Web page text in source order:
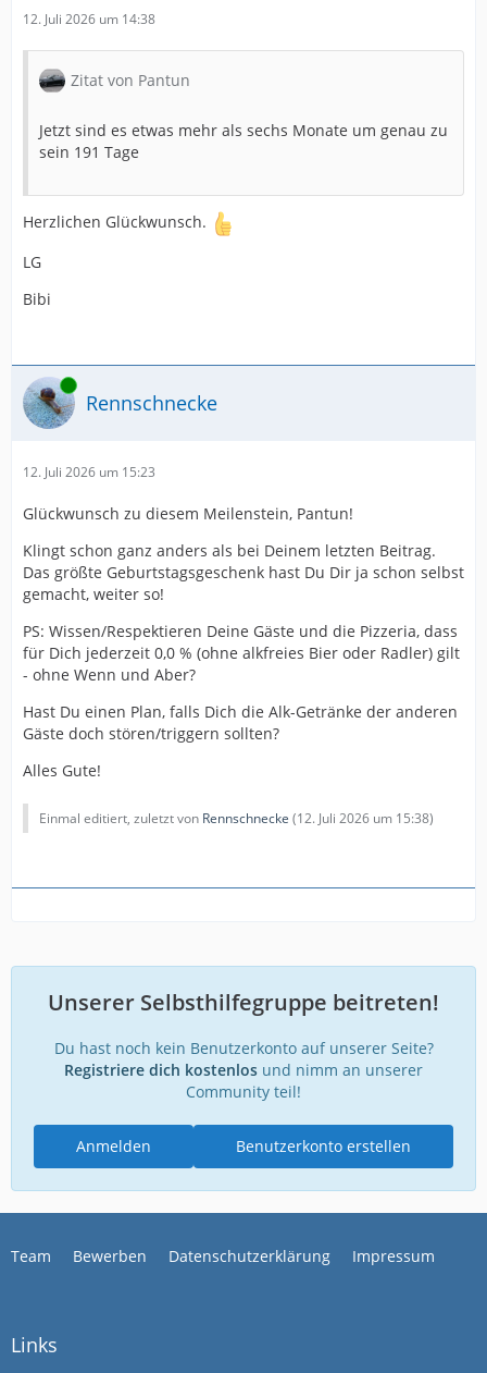
12. Juli 2026 um 14:38
Zitat von Pantun
Jetzt sind es etwas mehr als sechs Monate um genau zu
sein 191 Tage
Herzlichen Glückwunsch.
LG
Bibi
Online
Rennschnecke
12. Juli 2026 um 15:23
Glückwunsch zu diesem Meilenstein, Pantun!
Klingt schon ganz anders als bei Deinem letzten Beitrag.
Das größte Geburtstagsgeschenk hast Du Dir ja schon selbst
gemacht, weiter so!
PS: Wissen/Respektieren Deine Gäste und die Pizzeria, dass
für Dich jederzeit 0,0 % (ohne alkfreies Bier oder Radler) gilt
- ohne Wenn und Aber?
Hast Du einen Plan, falls Dich die Alk-Getränke der anderen
Gäste doch stören/triggern sollten?
Alles Gute!
Einmal editiert, zuletzt von Rennschnecke (12. Juli 2026 um 15:38)
Unserer Selbsthilfegruppe beitreten!
Du hast noch kein Benutzerkonto auf unserer Seite?
Registriere dich kostenlos und nimm an unserer
Community teil!
Benutzerkonto erstellen
Anmelden
Team Bewerben Datenschutzerklärung Impressum
Links